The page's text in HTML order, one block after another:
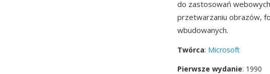
do zastosowań
przetwarzaniu obrazów,
wbudowanych.
Twórca: Microsoft
Pierwsze wydanie: 1990